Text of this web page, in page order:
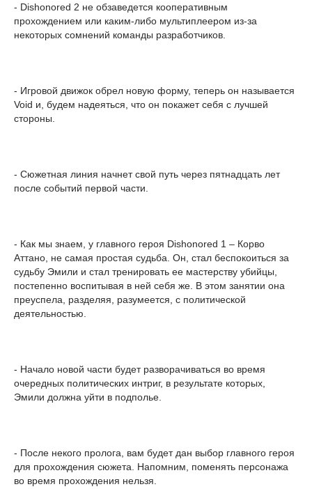
- Dishonored 2 не обзаведется кооперативным
прохождением или каким-либо мультиплеером из-за
некоторых сомнений команды разработчиков.
- Игровой движок обрел новую форму, теперь он называется
Void и, будем надеяться, что он покажет себя с лучшей
стороны.
- Сюжетная линия начнет свой путь через пятнадцать лет
после событий первой части.
- Как мы знаем, у главного героя Dishonored 1 – Корво
Аттано, не самая простая судьба. Он, стал беспокоиться за
судьбу Эмили и стал тренировать ее мастерству убийцы,
постепенно воспитывая в ней себя же. В этом занятии она
преуспела, разделяя, разумеется, с политической
деятельностью.
- Начало новой части будет разворачиваться во время
очередных политических интриг, в результате которых,
Эмили должна уйти в подполье.
- После некого пролога, вам будет дан выбор главного героя
для прохождения сюжета. Напомним, поменять персонажа
во время прохождения нельзя.